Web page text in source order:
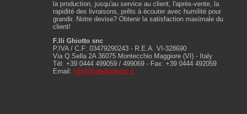
la production, jusqu'au service au client, l'après-vente, la
rapidité des livraisons, prêts à écouter avec humilité pour
grandir. Notre devise? Obtenir la satisfaction maximale du
client!
F.lli Ghiotto snc
P.IVA / C.F: 03479290243 - R.E.A. VI-328690
Via Q.Sella 2A 36075 Montecchio Maggiore (VI) - Italy
Tél: +39 0444 499059 / 499069 - Fax: +39 0444 492059
Email: info@fratellighiotto.it